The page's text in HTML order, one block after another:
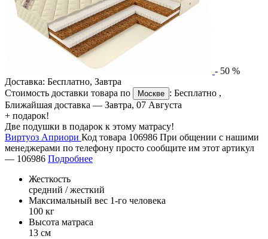
- 50 %
Доставка: Бесплатно, Завтра
Стоимость доставки товара по
Москве : Бесплатно ,
Ближайшая доставка — Завтра, 07 Августа
+ подарок!
Две подушки в подарок к этому матрасу!
Виртуоз Априори Код товара 106986 При общении с нашими
менеджерами по телефону просто сообщите им этот артикул
— 106986 Подробнее
Жесткость
средний / жесткий
Максимальный вес 1-го человека
100 кг
Высота матраса
13 см